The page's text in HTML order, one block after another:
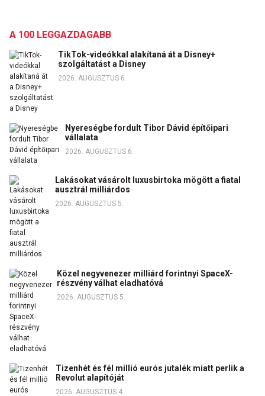
A 100 LEGGAZDAGABB
TikTok-videókkal alakítaná át a Disney+
szolgáltatást a Disney
2026. AUGUSZTUS 6.
Nyereségbe fordult Tibor Dávid építőipari
vállalata
2026. AUGUSZTUS 6.
Lakásokat vásárolt luxusbirtoka mögött a fiatal
ausztrál milliárdos
2026. AUGUSZTUS 5.
Közel negyvenezer milliárd forintnyi SpaceX-
részvény válhat eladhatóvá
2026. AUGUSZTUS 5.
Tizenhét és fél millió eurós jutalék miatt perlik a
Revolut alapítóját
2026. AUGUSZTUS 4.